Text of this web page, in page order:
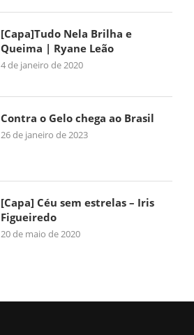
[Capa]Tudo Nela Brilha e
Queima | Ryane Leão
4 de janeiro de 2020
Contra o Gelo chega ao Brasil
26 de janeiro de 2023
[Capa] Céu sem estrelas – Iris
Figueiredo
20 de maio de 2020